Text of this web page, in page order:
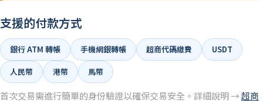
支援的付款方式
銀行 ATM 轉帳 手機網銀轉帳 超商代碼繳費
USDT
人民幣
港幣 馬幣
首次交易需進行簡單的身份驗證以確保交易安全。詳細說明 →超商